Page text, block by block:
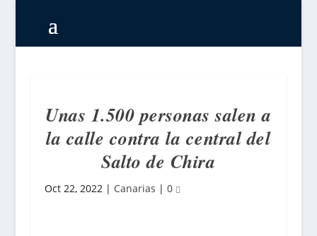
Unas 1.500 personas salen a
la calle contra la central del
Salto de Chira
Oct 22, 2022| Canarias | 0